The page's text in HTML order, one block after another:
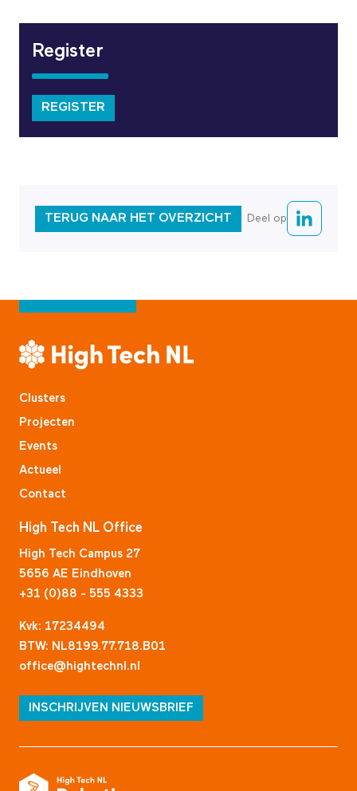
Register
REGISTER
TERUG NAAR HET OVERZICHT Deel op
Clusters
Projecten
Events
Actueel
Contact
High Tech NL Office
High Tech Campus 27
5656 AE Eindhoven
+31 (0)88 - 555 4333
Kvk: 17234494
BTW: NL8199.77.718.B01
office@hightechnl.nl
INSCHRIJVEN NIEUWSBRIEF